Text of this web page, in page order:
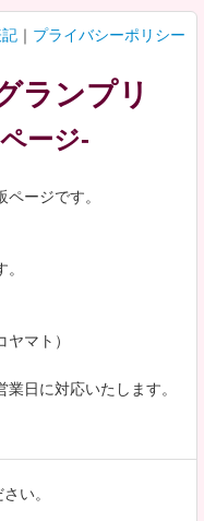
｜ プライバシーポリシー
ランプリ
ージ-
ージです。
マト）
日に対応いたします。
い。